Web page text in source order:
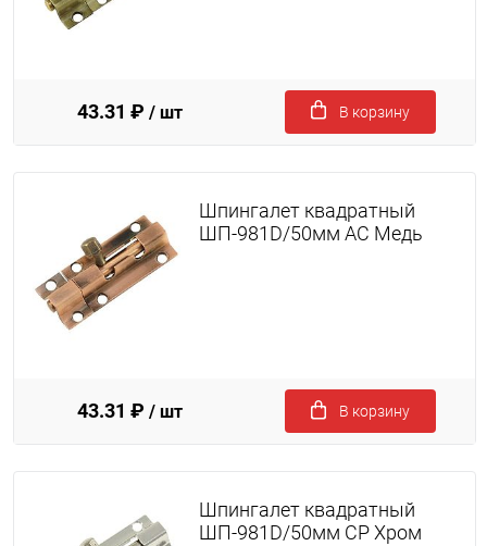
43.31 ₽ / шт В корзину
Шпингалет квадратный
ШП-981D/50мм AC Медь
43.31 ₽ / шт В корзину
Шпингалет квадратный
ШП-981D/50мм CP Хром